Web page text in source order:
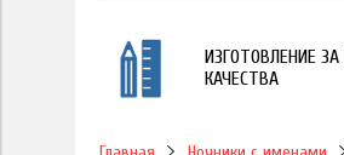
ИЗГОТОВЛЕНИЕ
КАЧЕСТВА